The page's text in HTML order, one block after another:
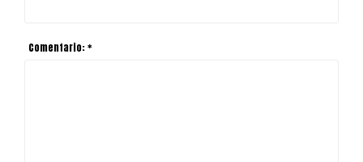
Comentario: *